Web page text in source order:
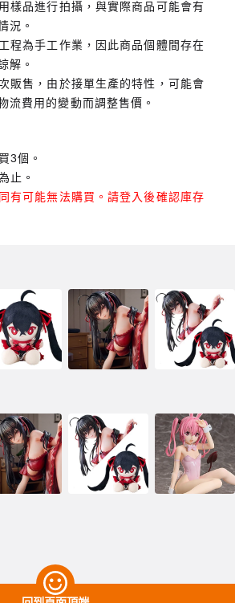
樣品進行拍攝，與實際商品可能會有
況。
程為手工作業，因此商品個體間存在
解。
販售，由於接單生產的特性，可能會
流費用的變動而調整售價。
3個。
止。
有可能無法購買。請登入後確認庫存